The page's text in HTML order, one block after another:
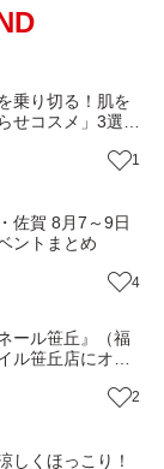
乗り切る！肌を
せコスメ」3選
1
佐賀 8月7～9日
ントまとめ
4
ール笹丘』（福
ル笹丘店にオー
2
しくほっこり！